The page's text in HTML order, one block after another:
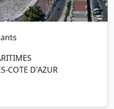
COTE D'AZUR